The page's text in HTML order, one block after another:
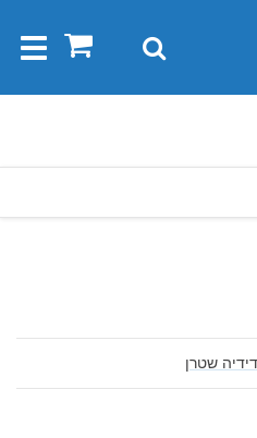
0 חיפוש
שטרן